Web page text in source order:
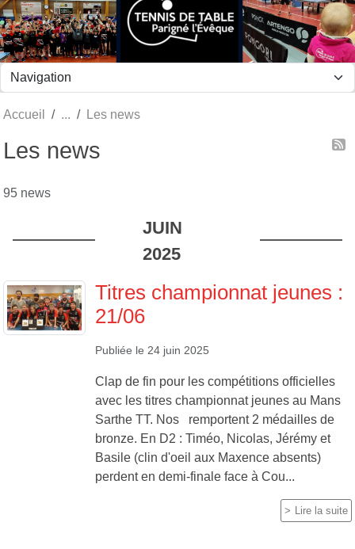
Accueil Les news
Les news
95 news
JUIN
2025
Titres championnat jeunes :
21/06
Publiée le 24 juin 2025
Clap de fin pour les compétitions officielles
avec les titres championnat jeunes au Mans
Sarthe TT. Nos remportent 2 médailles de
bronze. En D2 : Timéo, Nicolas, Jérémy et
Basile (clin d'oeil aux Maxence absents)
perdent en demi-finale face à Cou...
Lire la suite
Panneau de gestion des cookies